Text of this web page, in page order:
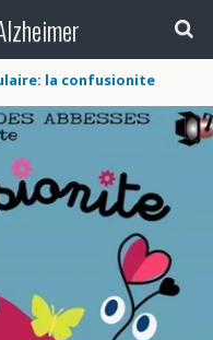
la confusionite